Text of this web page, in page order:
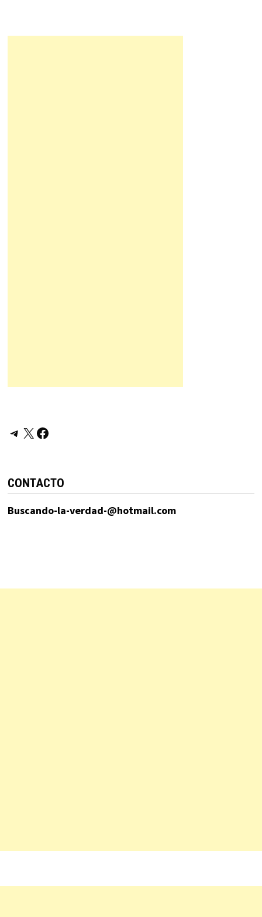
Telegram
X Facebook
CONTACTO
Buscando-la-verdad-@hotmail.com